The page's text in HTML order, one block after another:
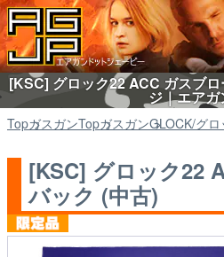
[KSC] グロック22 ACC ガスブ
ジ｜エア
TopガスガンTopガスガンGLOCK/グロ
[KSC] グロック22
バック (中古)